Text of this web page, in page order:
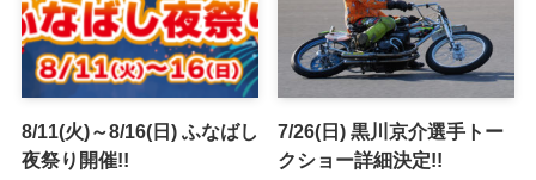
8/11(火)～8/16(日) ふなばし
夜祭り開催!!
7/26(日) 黒川京介選手トー
クショー詳細決定!!